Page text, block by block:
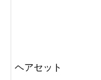
ヘアセット